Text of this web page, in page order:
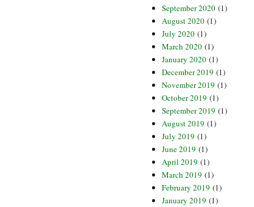
September 2020 (1)
August 2020 (1)
July 2020 (1)
March 2020 (1)
January 2020 (1)
December 2019 (1)
November 2019 (1)
October 2019 (1)
September 2019 (1)
August 2019 (1)
July 2019 (1)
June 2019 (1)
April 2019 (1)
March 2019 (1)
February 2019 (1)
January 2019 (1)